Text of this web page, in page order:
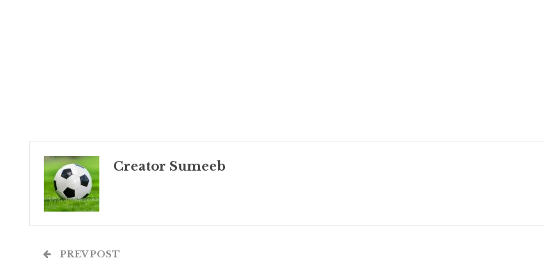
Creator Sumeeb
PREV POST